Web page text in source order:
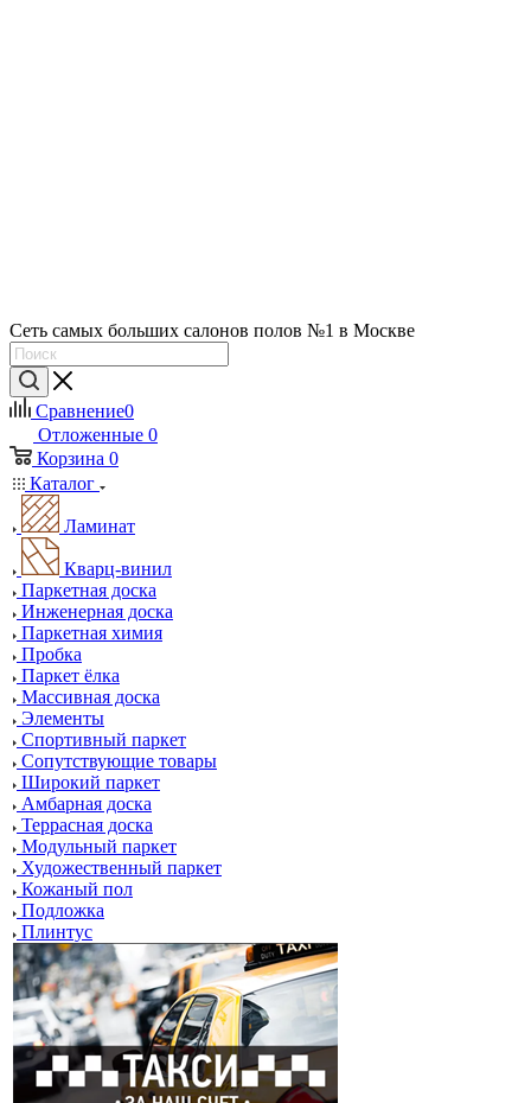
Сеть самых больших салонов полов №1 в Москве
Сравнение0
Отложенные 0
Корзина 0
Каталог
Ламинат
Кварц-винил
Паркетная доска
Инженерная доска
Паркетная химия
Пробка
Паркет ёлка
Массивная доска
Элементы
Спортивный паркет
Сопутствующие товары
Широкий паркет
Амбарная доска
Террасная доска
Модульный паркет
Художественный паркет
Кожаный пол
Подложка
Плинтус